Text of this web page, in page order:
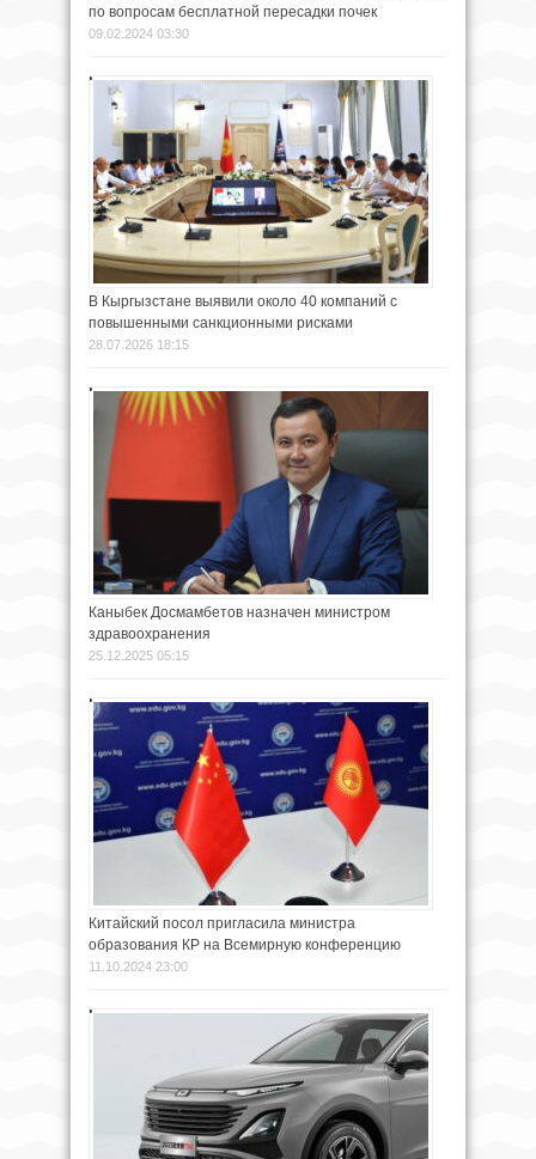
по вопросам бесплатной пересадки почек
09.02.2024 03:30
В Кыргызстане выявили около 40 компаний с
повышенными санкционными рисками
28.07.2026 18:15
Каныбек Досмамбетов назначен министром
здравоохранения
25.12.2025 05:15
Китайский посол пригласила министра
образования КР на Всемирную конференцию
11.10.2024 23:00